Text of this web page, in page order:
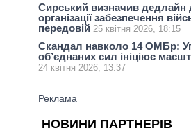
Сирський визначив дедлайн
організації забезпечення
передовій 25 квітня 2026, 18:15
Скандал навколо 14 ОМБр:
об’єднаних сил ініціює
24 квітня 2026, 13:37